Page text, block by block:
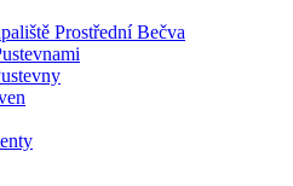
Prostřední Bečva